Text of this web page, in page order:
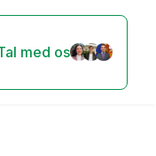
med os